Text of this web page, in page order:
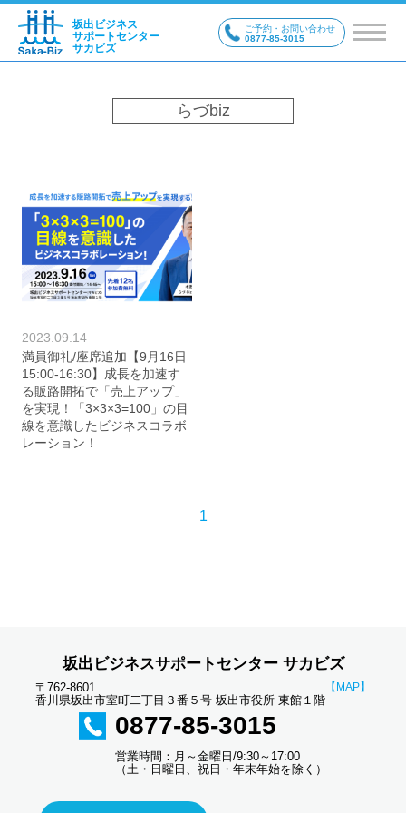
坂出ビジネス
サポートセンター
サカビズ
ご予約・お問い合わせ
0877-85-3015
らづbiz
2023.09.14
満員御礼/座席追加【9月16日
15:00-16:30】成長を加速す
る販路開拓で「売上アップ」
を実現！「3×3×3=100」の目
線を意識したビジネスコラボ
レーション！
1
坂出ビジネスサポートセンター サカビズ
〒762-8601
香川県坂出市室町二丁目３番５号 坂出市役所 東館１階
【MAP】
0877-85-3015
営業時間：月～金曜日/9:30～17:00
（土・日曜日、祝日・年末年始を除く）